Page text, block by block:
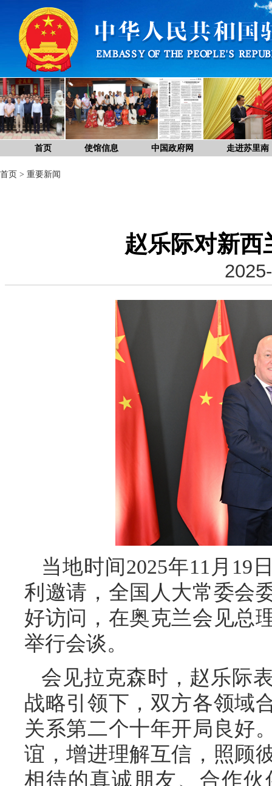
首页 使馆信息 中国政府网 走进苏里南
首页 > 重要新闻
赵乐际对新西
当地时间2025年11月19
利邀请，全国人大常委会
好访问，在奥克兰会见总
举行会谈。
会见拉克森时，赵乐际
战略引领下，双方各领域
关系第二个十年开局良好
谊，增进理解互信，照顾
相待的真诚朋友、合作